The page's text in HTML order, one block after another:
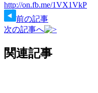
http://on.fb.me/1VX1VkP
前の記事
次の記事へ
関連記事